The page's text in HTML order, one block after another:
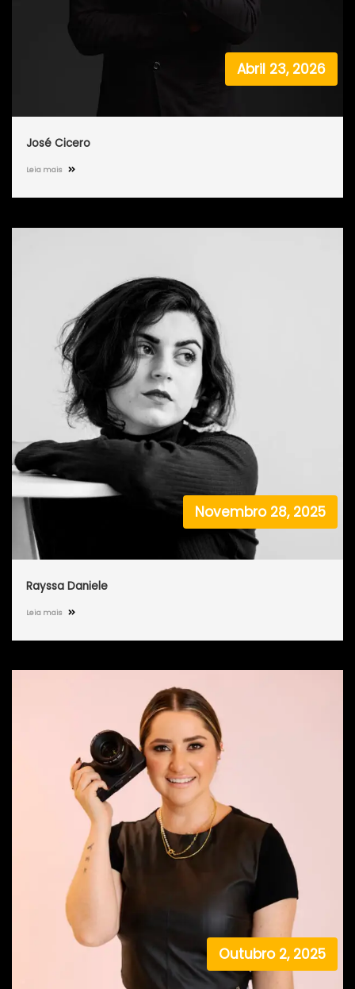
Abril 23, 2026
José Cicero
Leia mais
Novembro 28, 2025
Rayssa Daniele
Leia mais
Outubro 2, 2025